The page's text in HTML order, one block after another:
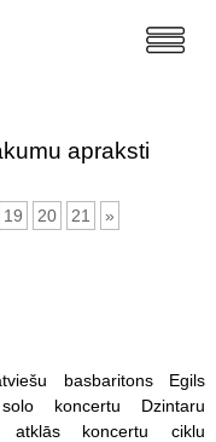
apraksti
19 20 21 »
basbaritons Egils
koncertu Dzintaru
atklās koncertu ciklu